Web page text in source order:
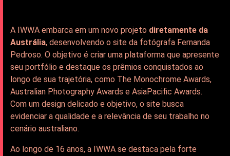
A IWWA embarca em um novo projeto diretamente da
Austrália, desenvolvendo o site da fotógrafa Fernanda
Pedroso. O objetivo é criar uma plataforma que apresente
seu portfólio e destaque os prêmios conquistados ao
longo de sua trajetória, como The Monochrome Awards,
Australian Photography Awards e AsiaPacific Awards.
Com um design delicado e objetivo, o site busca
evidenciar a qualidade e a relevância de seu trabalho no
cenário australiano.
Ao longo de 16 anos, a IWWA se destaca pela forte